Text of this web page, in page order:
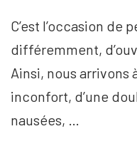
C’est l’occasion de
différemment,
Ainsi, nous arrivons
inconfort, d’une
nausées, …